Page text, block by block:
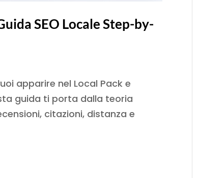
SEO Locale Step-by-
apparire nel Local Pack e
guida ti porta dalla teoria
citazioni, distanza e